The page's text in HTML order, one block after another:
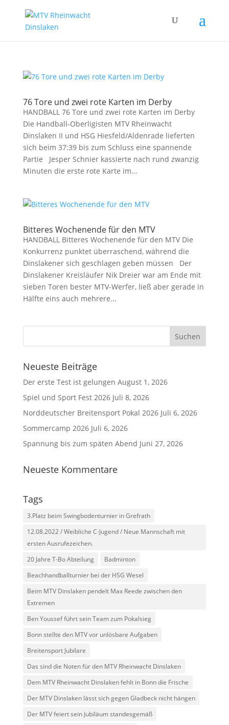
76 Tore und zwei rote Karten im Derby
HANDBALL 76 Tore und zwei rote Karten im Derby
Die Handball-Oberligisten MTV Rheinwacht
Dinslaken II und HSG Hiesfeld/Aldenrade lieferten
sich beim 37:39 bis zum Schluss eine spannende
Partie Jesper Schnier kassierte nach rund zwanzig
Minuten die erste rote Karte im...
Bitteres Wochenende für den MTV
HANDBALL Bitteres Wochenende für den MTV Die
Konkurrenz punktet überraschend, während die
Dinslakener sich geschlagen geben müssen Der
Dinslakener Kreisläufer Nik Dreier war am Ende mit
sieben Toren bester MTV-Werfer, ließ aber gerade in
Hälfte eins auch mehrere...
Neueste Beiträge
Der erste Test ist gelungen August 1, 2026
Spiel und Sport Fest 2026 Juli 8, 2026
Norddeutscher Breitensport Pokal 2026 Juli 6, 2026
Sommercamp 2026 Juli 6, 2026
Spannung bis zum späten Abend Juni 27, 2026
Neueste Kommentare
Tags
3.Platz beim Swingbodenturnier in Grefrath
12.08.2022 / Weibliche C-Jugend / Neue Mannschaft mit
ersten Ausrufezeichen.
20 Jahre T-Bo Abteilung
Badminton
Beachhandballturnier bei der HSG Wesel
Beim MTV Dinslaken pendelt Max Reede zwischen den
Extremen
Ben Youssef führt sein Team zum Pokalsieg
Bonn stellte den MTV vor unlösbare Aufgaben
Breitensport Jubilare
Das sind die Noten für den MTV Rheinwacht Dinslaken
Dem MTV Rheinwacht Dinslaken fehlt in Bonn die Frische
Der MTV Dinslaken lässt sich gegen Gladbeck nicht hängen
Der MTV feiert sein Jubiläum standesgemäß